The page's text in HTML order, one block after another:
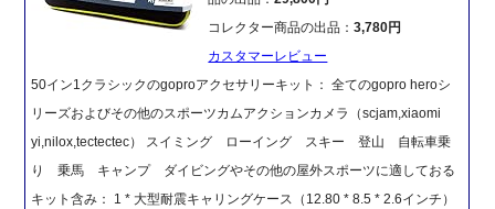
コレクター商品の出品：3,780円
カスタマーレビュー
50イン1クラシックのgoproアクセサリーキット： 全てのgopro heroシ
リーズおよびその他のスポーツカムアクションカメラ（scjam,xiaomi
yi,nilox,tectectec） スイミング ローイング スキー 登山 自転車乗
り 乗馬 キャンプ ダイビングやその他の屋外スポーツに適しておる
キット含み： 1 * 大型耐震キャリングケース（12.80 * 8.5 * 2.6インチ）